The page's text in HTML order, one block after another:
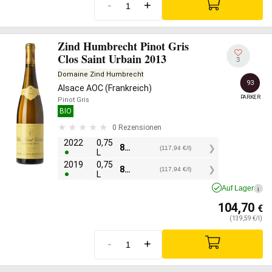
- +
Zind Humbrecht Pinot Gris
Clos Saint Urbain 2013
Domaine Zind Humbrecht
Alsace AOC (Frankreich)
Pinot Gris
BIO
0 Rezensionen
2022
0,75
L
88,45 (117,94 €/l)
2019
0,75
L
88,45 (117,94 €/l)
3
93
PARKER
Auf Lager i
104,70 €
(139,59 €/l)
- +